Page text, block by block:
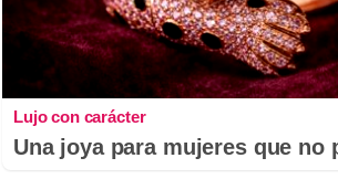
Lujo con carácter
Una joya para mujeres que no